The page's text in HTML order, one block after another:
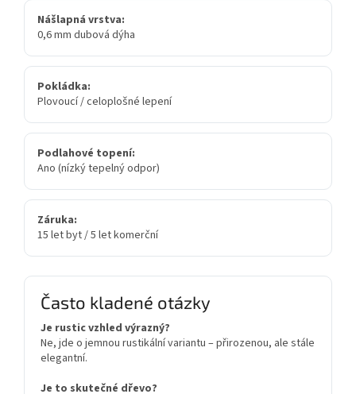
Nášlapná vrstva:
0,6 mm dubová dýha
Pokládka:
Plovoucí / celoplošné lepení
Podlahové topení:
Ano (nízký tepelný odpor)
Záruka:
15 let byt / 5 let komerční
Často kladené otázky
Je rustic vzhled výrazný?
Ne, jde o jemnou rustikální variantu – přirozenou, ale stále
elegantní.
Je to skutečné dřevo?